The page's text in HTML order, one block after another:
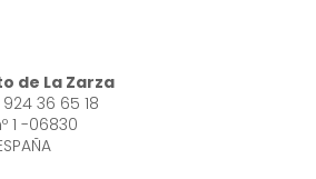
de La Zarza
36 65 18
1 -06830